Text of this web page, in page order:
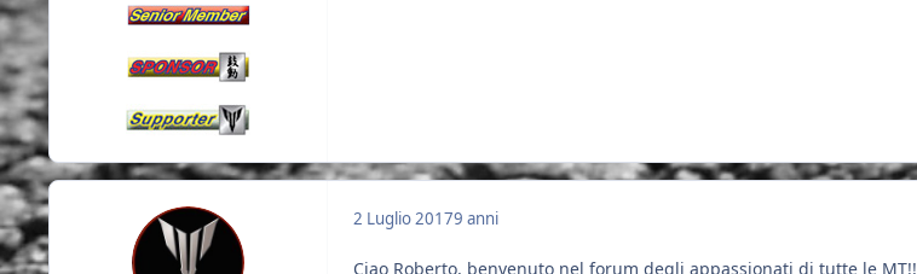
2 Luglio 20179 anni
Ciao Roberto, benvenuto nel forum degli appassionati di tutte le MT!!